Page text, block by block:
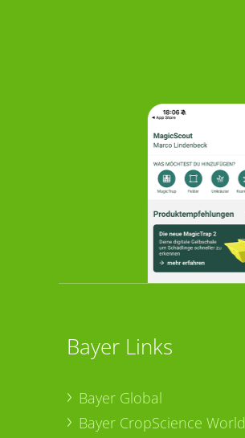
Bayer Links
Bayer Global
Bayer CropScience World